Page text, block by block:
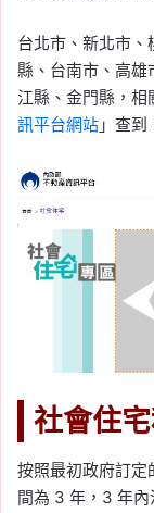
台北市、新北市
縣、台南市、高雄
江縣、金門縣，相
訊平台網站 」查
社會住
按照最初政府訂定
間為 3 年，3 年